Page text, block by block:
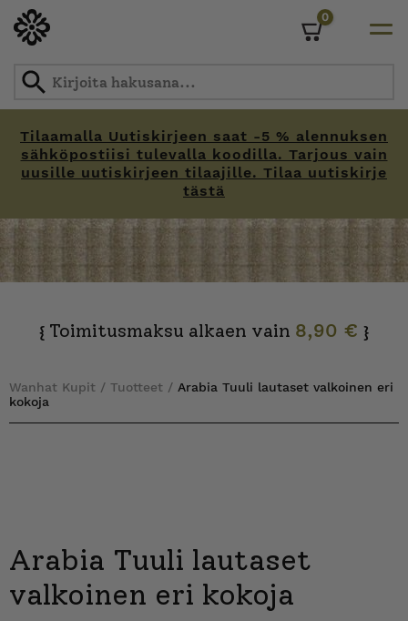
Tilaamalla Uutiskirjeen saat -5 % alennuksen
sähköpostiisi tulevalla koodilla. Tarjous vain
uusille uutiskirjeen tilaajille. Tilaa uutiskirje
tästä
0
{ Toimitusmaksu alkaen vain 8,90 € }
Wanhat Kupit / Tuotteet / Arabia Tuuli lautaset valkoinen eri
kokoja
Arabia Tuuli lautaset
valkoinen eri kokoja